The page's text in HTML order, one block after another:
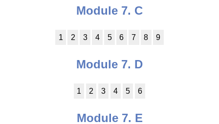
Module 7. C
1 2 3 4 5 6 7 8 9
Module 7. D
1 2 3 4 5 6
Module 7. E